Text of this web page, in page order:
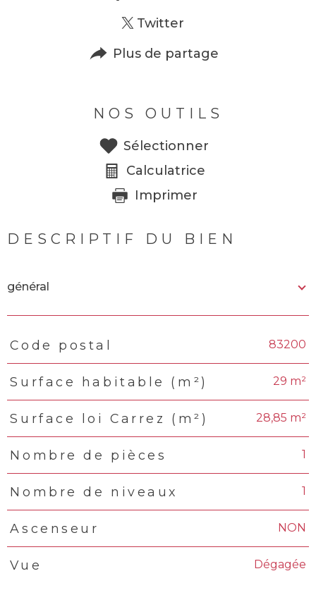
Twitter
Plus de partage
NOS OUTILS
Sélectionner
Calculatrice
Imprimer
DESCRIPTIF DU BIEN
général
TRAD_PAMPERO_Caracteristique
Code postal 83200
Surface habitable (m²) 29 m²
Surface loi Carrez (m²) 28,85 m²
Nombre de pièces 1
Nombre de niveaux 1
Ascenseur NON
Vue Dégagée